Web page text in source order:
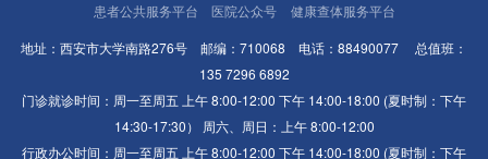
患者公共服务平台 医院公众号
健康查体服务平台
地址：西安市大学南路276号 邮编：710068 电话：88490077 总值班：
135 7296 6892
门诊就诊时间：周一至周五 上午 8:00-12:00 下午 14:00-18:00 (夏时制：下午
14:30-17:30） 周六、周日：上午 8:00-12:00
行政办公时间：周一至周五 上午 8:00-12:00 下午 14:00-18:00 (夏时制：下午